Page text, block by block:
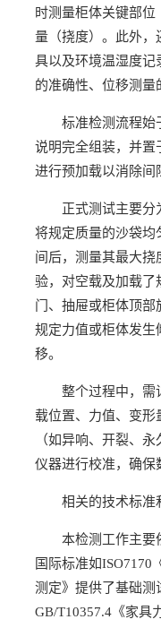
时测量柜体关键部
量（挠度）。此外，
具以及环境温湿度记
的准确性、位移测量
标准检测流程始
说明完全组装，并置
进行预加载以消除间
正式测试主要分
将规定质量的沙袋均
间后，测量其最大
验，对空载及加载了
门、抽屉或柜体顶部
规定力值或柜体发生
移。
整个过程中，需
载位置、力值、变形
（如异响、开裂、
仪器进行校准，确保
相关的技术标准
本检测工作主要
国际标准如
测定》提供了基础测
GB/T10357.4《家具